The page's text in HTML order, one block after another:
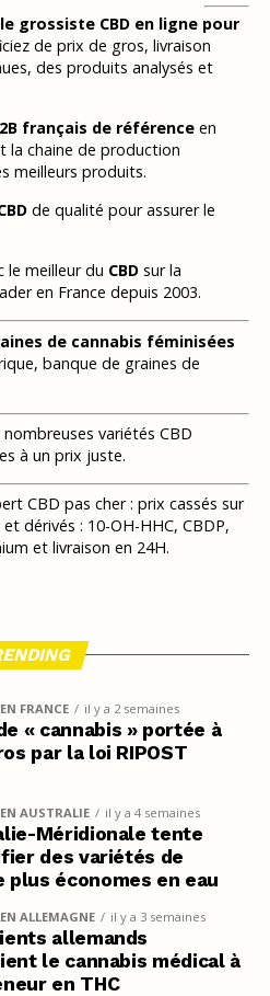
le grossiste CBD en ligne pour
de prix de gros, livraison
des produits analysés et
français de référenceen
la chaine de production
meilleurs produits.
de qualité pour assurer le
le meilleur du CBDsur la
en France depuis 2003.
de cannabis féminisées
banque de graines de
variétés CBD
à un prix juste.
CBD pas cher : prix cassés sur
dérivés : 10-OH-HHC, CBDP,
et livraison en 24H.
FRANCE il y a 2 semaines
« cannabis » portée à
par la loi RIPOST
AUSTRALIE il y a 4 semaines
Méridionale tente
des variétés de
plus économes en eau
ALLEMAGNE il y a 3 semaines
allemands
le cannabis médical à
en THC